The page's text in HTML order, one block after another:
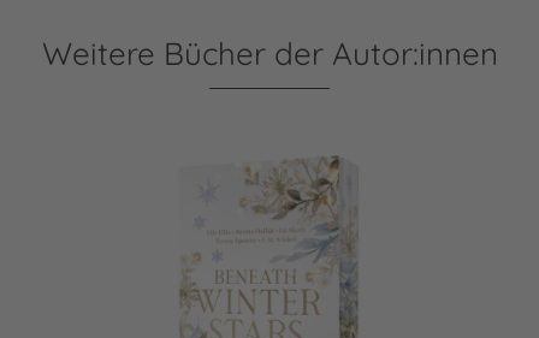
Weitere Bücher der Autor:innen